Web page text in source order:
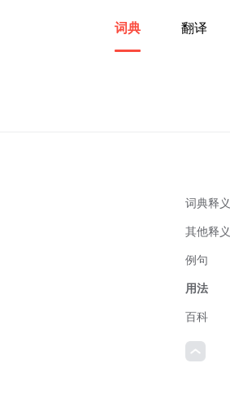
词典 翻译
词典释义
其他释义
例句
用法
百科